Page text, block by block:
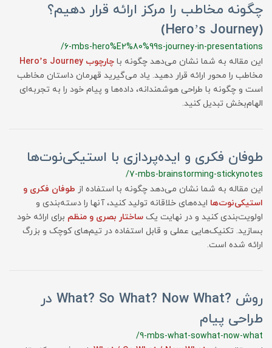
چگونه مخاطب را مرکز ارائه قرار دهیم؟
(Hero’s Journey)
/6-mbs-hero%E2%80%99s-journey-in-presentations
این مقاله به شما نشان می‌دهد چگونه با چارچوب Hero’s Journey
مخاطب را محور ارائه قرار دهید. یاد می‌گیرید قهرمان داستان مخاطب
است و چگونه با طراحی هوشمندانه، داده‌ها و پیام خود را به تجربه‌ای
الهام‌بخش تبدیل کنید.
طوفان فکری و ایده‌پردازی با استیکی‌نوت‌ها
/7-mbs-brainstorming-stickynotes
این مقاله به شما نشان می‌دهد چگونه با استفاده از طوفان فکری و
استیکی‌نوت‌ها ایده‌های خلاقانه تولید کنید، آنها را دسته‌بندی و
اولویت‌بندی کنید و در نهایت یک ساختار بصری و منظم برای ارائه خود
بسازید. تکنیک‌هایی عملی و قابل استفاده در تیم‌های کوچک و بزرگ
ارائه شده است.
روش ?What? So What? Now What در
طراحی پیام
/9-mbs-what-sowhat-now-what